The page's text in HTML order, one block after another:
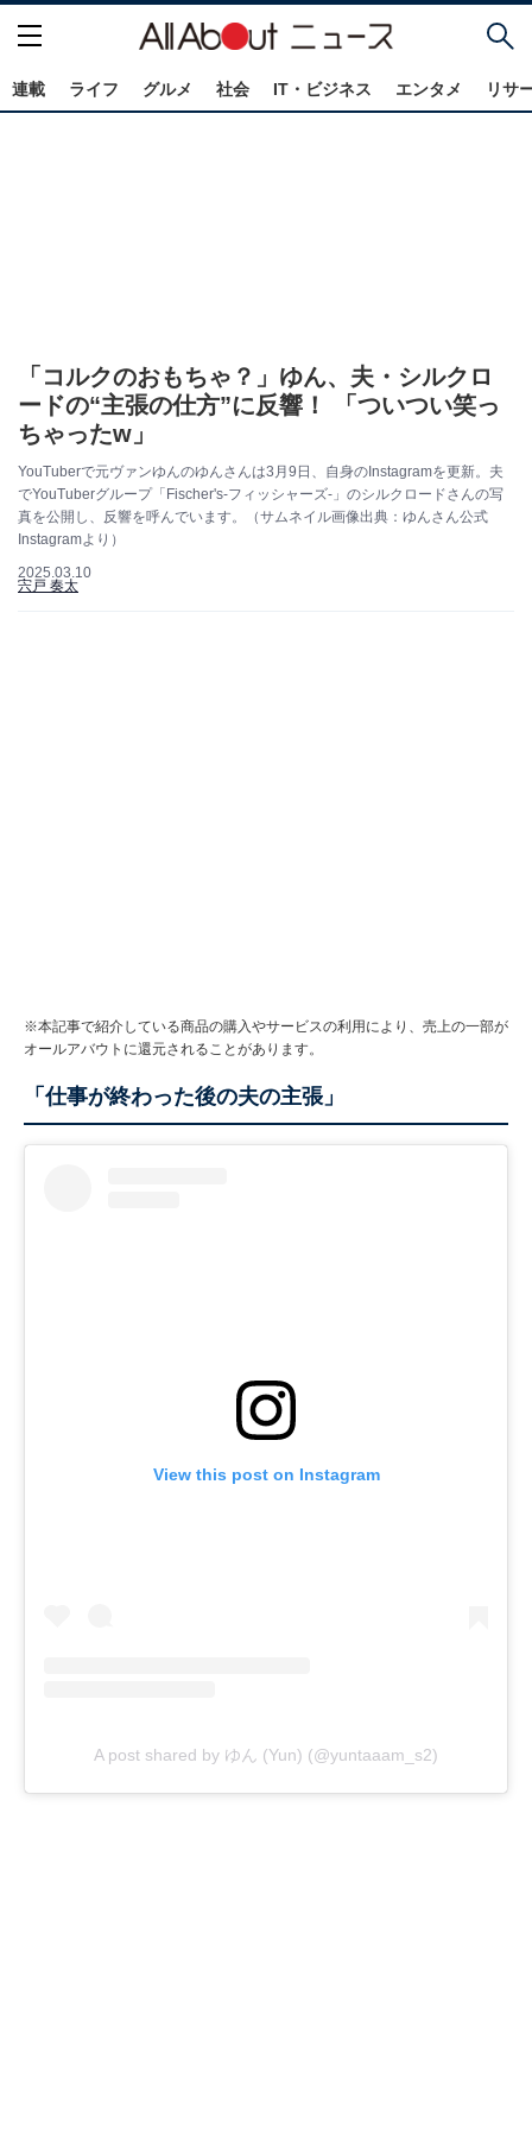
連載 ライフ グルメ 社会 IT・ビジネス エンタメ リサ
「コルクのおもちゃ？」ゆん、夫・シルクロ
ードの“主張の仕方”に反響！ 「ついつい笑っ
ちゃったw」
YouTuberで元ヴァンゆんのゆんさんは3月9日、自身のInstagramを更新。夫
でYouTuberグループ「Fischer's-フィッシャーズ-」のシルクロードさんの写
真を公開し、反響を呼んでいます。（サムネイル画像出典：ゆんさん公式
Instagramより）
2025.03.10
宍戸 奏太
※本記事で紹介している商品の購入やサービスの利用により、売上の一部が
オールアバウトに還元されることがあります。
「仕事が終わった後の夫の主張」
View this post on Instagram
A post shared by ゆん (Yun) (@yuntaaam_s2)